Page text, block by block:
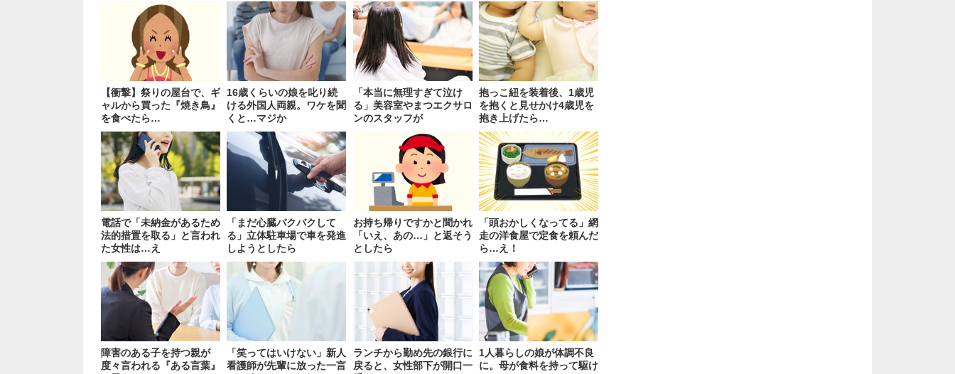
【衝撃】祭りの屋台で、ギ
ャルから買った『焼き鳥』
を食べたら…
16歳くらいの娘を叱り続
ける外国人両親。ワケを聞
くと…マジか
「本当に無理すぎて泣け
る」美容室やまつエクサロ
ンのスタッフが
抱っこ紐を装着後、1歳児
を抱くと見せかけ4歳児を
抱き上げたら…
電話で「未納金があるため
法的措置を取る」と言われ
た女性は…え
「まだ心臓バクバクして
る」立体駐車場で車を発進
しようとしたら
お持ち帰りですかと聞かれ
「いえ、あの…」と返そう
としたら
「頭おかしくなってる」網
走の洋食屋で定食を頼んだ
ら…え！
障害のある子を持つ親が
度々言われる『ある言葉』
「笑ってはいけない」新人
看護師が先輩に放った一言
ランチから勤め先の銀行に
戻ると、女性部下が開口一
1人暮らしの娘が体調不良
に。母が食料を持って駆け